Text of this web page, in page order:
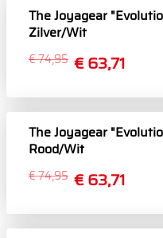
The Joyagear
Zilver/Wit
€ 63,71
€ 74,95
The Joyagear
Rood/Wit
€ 63,71
€ 74,95